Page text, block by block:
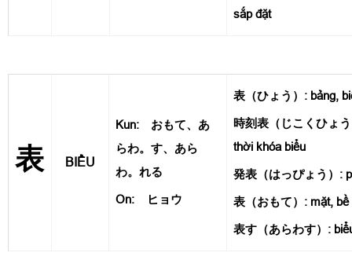
sắp đặt
表 BIỂU
Kun: おもて、あ
らわ。す、あら
わ。れる
On: ヒョウ
表（ひょう）: bảng,
時刻表（じこくひょ
thời khóa biểu
発表（はっぴょう）:
表（おもて）: mặt, bề
表す（あらわす）: